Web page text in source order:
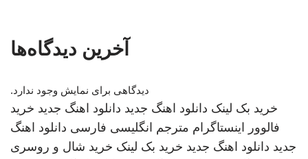
آخرین دیدگاه‌ها
دیدگاهی برای نمایش وجود ندارد.
خرید بک لینک دانلود اهنگ جدید دانلود اهنگ جدید خرید
فالوور اینستاگرام مترجم انگلیسی فارسی دانلود اهنگ
جدید دانلود اهنگ جدید خرید بک لینک خرید شال و روسری